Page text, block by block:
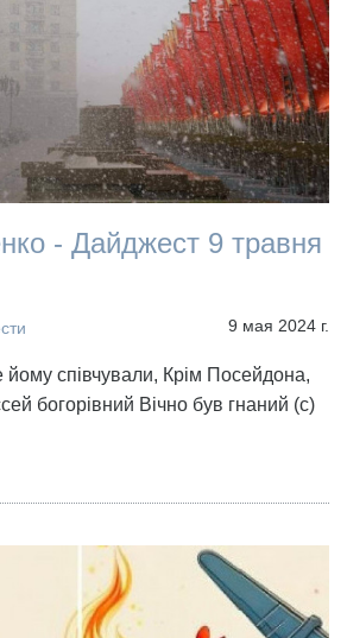
- Дайджест 9 травня
9 мая 2024 г.
йому співчували, Крім Посейдона,
богорівний Вічно був гнаний (с)